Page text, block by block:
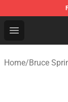
Open menu
Bruce
Home/Bruce